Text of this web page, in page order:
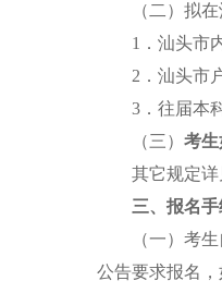
（二）拟在汕
1．汕头市内
2．汕头市户
3．往届本科
（三） 考生
其它规定详见
三、报名手
（一）考生自
公告要求报名